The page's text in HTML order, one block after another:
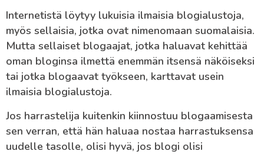
Internetistä löytyy lukuisia ilmaisia blogialustoja,
myös sellaisia, jotka ovat nimenomaan suomalaisia.
Mutta sellaiset blogaajat, jotka haluavat kehittää
oman bloginsa ilmettä enemmän itsensä näköiseksi
tai jotka blogaavat työkseen, karttavat usein
ilmaisia blogialustoja.
Jos harrastelija kuitenkin kiinnostuu blogaamisesta
sen verran, että hän haluaa nostaa harrastuksensa
uudelle tasolle, olisi hyvä, jos blogi olisi